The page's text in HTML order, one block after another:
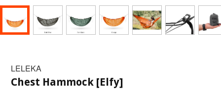
LELEKA
Chest Hammock [Elfy]